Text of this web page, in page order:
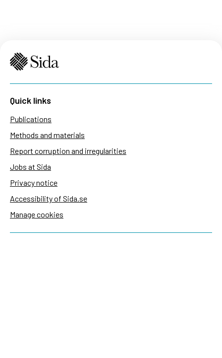
Quick links
Publications
Methods and materials
Report corruption and irregularities
Jobs at Sida
Privacy notice
Accessibility of Sida.se
Manage cookies